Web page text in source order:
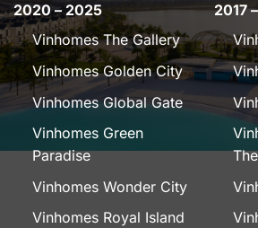
2020 – 2025
Vinhomes The Gallery
Vinhomes Golden City
Vinhomes Global Gate
Vinhomes Green
Paradise
Vinhomes Wonder City
Vinhomes Royal Island
2017